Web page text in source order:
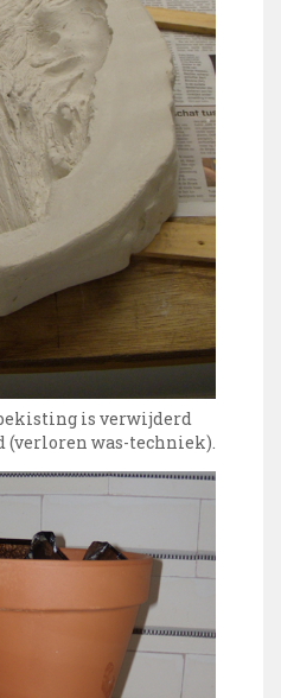
is verwijderd
(verloren was-techniek).